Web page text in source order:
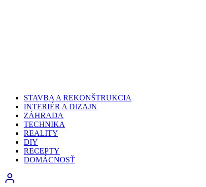
STAVBA A REKONŠTRUKCIA
INTERIÉR A DIZAJN
ZÁHRADA
TECHNIKA
REALITY
DIY
RECEPTY
DOMÁCNOSŤ